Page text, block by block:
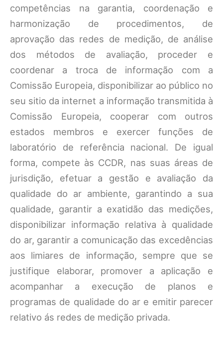
competências na garantia, coordenação e
harmonização de procedimentos, de
aprovação das redes de medição, de análise
dos métodos de avaliação, proceder e
coordenar a troca de informação com a
Comissão Europeia, disponibilizar ao público no
seu sitio da internet a informação transmitida à
Comissão Europeia, cooperar com outros
estados membros e exercer funções de
laboratório de referência nacional. De igual
forma, compete às CCDR, nas suas áreas de
jurisdição, efetuar a gestão e avaliação da
qualidade do ar ambiente, garantindo a sua
qualidade, garantir a exatidão das medições,
disponibilizar informação relativa à qualidade
do ar, garantir a comunicação das excedências
aos limiares de informação, sempre que se
justifique elaborar, promover a aplicação e
acompanhar a execução de planos e
programas de qualidade do ar e emitir parecer
relativo ás redes de medição privada.